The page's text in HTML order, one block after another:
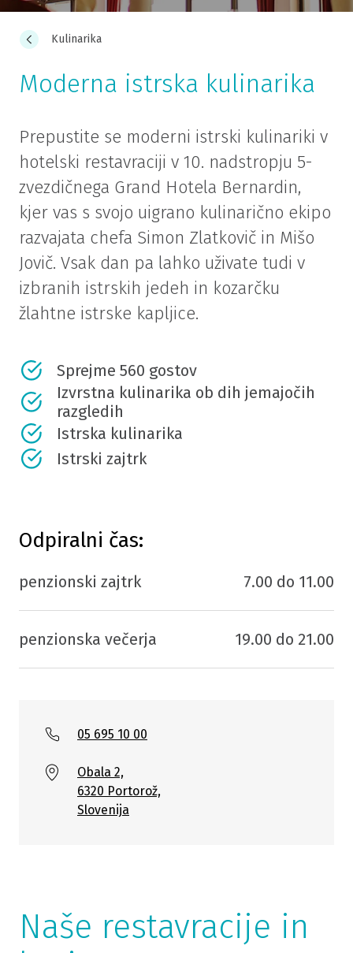
Kulinarika
Moderna istrska kulinarika
Prepustite se moderni istrski kulinariki v
hotelski restavraciji v 10. nadstropju 5-
zvezdičnega Grand Hotela Bernardin,
kjer vas s svojo uigrano kulinarično ekipo
razvajata chefa Simon Zlatkovič in Mišo
Jovič. Vsak dan pa lahko uživate tudi v
izbranih istrskih jedeh in kozarčku
žlahtne istrske kapljice.
Sprejme 560 gostov
Izvrstna kulinarika ob dih jemajočih
razgledih
Istrska kulinarika
Istrski zajtrk
Odpiralni čas:
penzionski zajtrk 7.00 do 11.00
penzionska večerja 19.00 do 21.00
05 695 10 00
Obala 2,
6320 Portorož,
Slovenija
Naše restavracije in